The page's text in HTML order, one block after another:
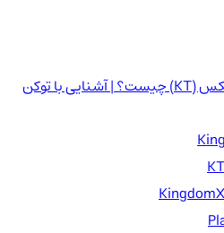
ارز دیجیتال کینگ دام ایکس (KT) چیست؟ | آشنایی با توکن